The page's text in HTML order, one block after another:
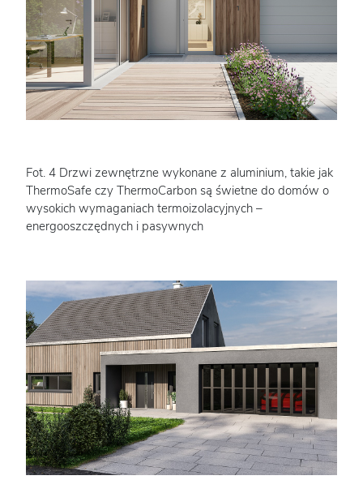
Fot. 4 Drzwi zewnętrzne wykonane z aluminium, takie jak
ThermoSafe czy ThermoCarbon są świetne do domów o
wysokich wymaganiach termoizolacyjnych –
energooszczędnych i pasywnych